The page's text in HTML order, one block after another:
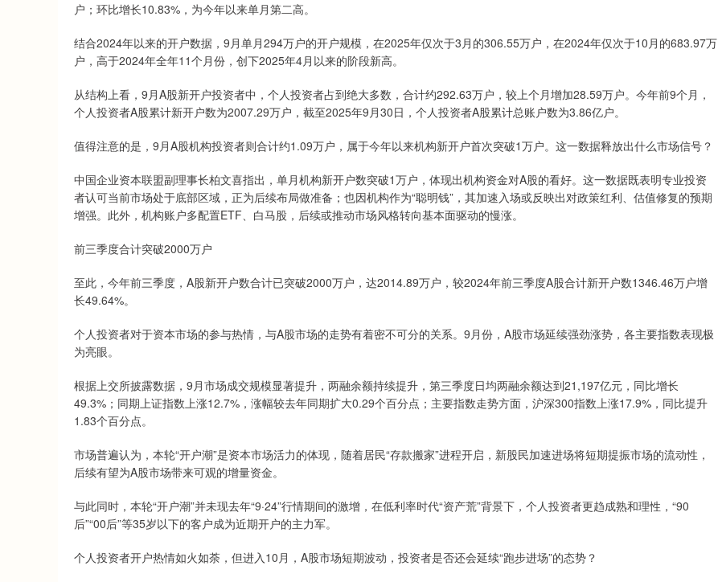
户；环比增长10.83%，为今年以来单月第二高。
结合2024年以来的开户数据，9月单月294万户的开户规模，在2025年仅次于3月的306.55万户，在2024年仅次于10月的683.97万
户，高于2024年全年11个月份，创下2025年4月以来的阶段新高。
从结构上看，9月A股新开户投资者中，个人投资者占到绝大多数，合计约292.63万户，较上个月增加28.59万户。今年前9个月，
个人投资者A股累计新开户数为2007.29万户，截至2025年9月30日，个人投资者A股累计总账户数为3.86亿户。
值得注意的是，9月A股机构投资者则合计约1.09万户，属于今年以来机构新开户首次突破1万户。这一数据释放出什么市场信号？
中国企业资本联盟副理事长柏文喜指出，单月机构新开户数突破1万户，体现出机构资金对A股的看好。这一数据既表明专业投资
者认可当前市场处于底部区域，正为后续布局做准备；也因机构作为“聪明钱”，其加速入场或反映出对政策红利、估值修复的预期
增强。此外，机构账户多配置ETF、白马股，后续或推动市场风格转向基本面驱动的慢涨。
前三季度合计突破2000万户
至此，今年前三季度，A股新开户数合计已突破2000万户，达2014.89万户，较2024年前三季度A股合计新开户数1346.46万户增
长49.64%。
个人投资者对于资本市场的参与热情，与A股市场的走势有着密不可分的关系。9月份，A股市场延续强劲涨势，各主要指数表现极
为亮眼。
根据上交所披露数据，9月市场成交规模显著提升，两融余额持续提升，第三季度日均两融余额达到21,197亿元，同比增长
49.3%；同期上证指数上涨12.7%，涨幅较去年同期扩大0.29个百分点；主要指数走势方面，沪深300指数上涨17.9%，同比提升
1.83个百分点。
市场普遍认为，本轮“开户潮”是资本市场活力的体现，随着居民“存款搬家”进程开启，新股民加速进场将短期提振市场的流动性，
后续有望为A股市场带来可观的增量资金。
与此同时，本轮“开户潮”并未现去年“9·24”行情期间的激增，在低利率时代“资产荒”背景下，个人投资者更趋成熟和理性，“90
后”“00后”等35岁以下的客户成为近期开户的主力军。
个人投资者开户热情如火如荼，但进入10月，A股市场短期波动，投资者是否还会延续“跑步进场”的态势？